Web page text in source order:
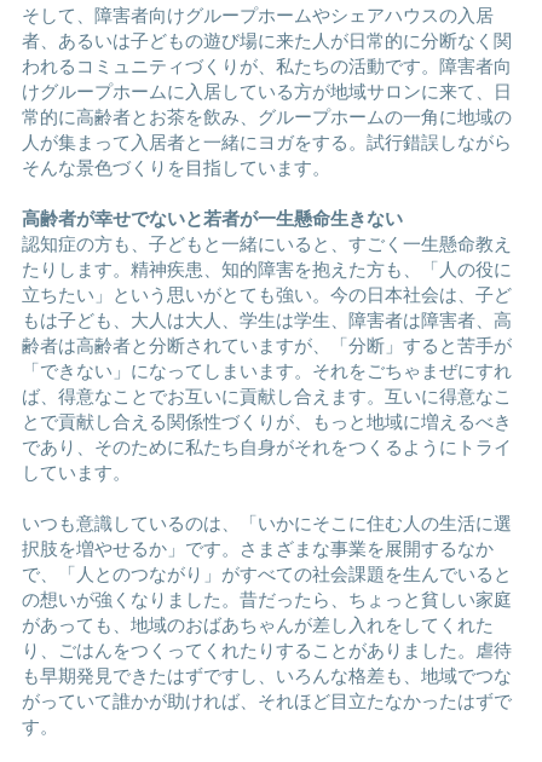
そして、障害者向けグループホームやシェアハウスの入居
者、あるいは子どもの遊び場に来た人が日常的に分断なく関
われるコミュニティづくりが、私たちの活動です。障害者向
けグループホームに入居している方が地域サロンに来て、日
常的に高齢者とお茶を飲み、グループホームの一角に地域の
人が集まって入居者と一緒にヨガをする。試行錯誤しながら
そんな景色づくりを目指しています。
高齢者が幸せでないと若者が一生懸命生きない
認知症の方も、子どもと一緒にいると、すごく一生懸命教え
たりします。精神疾患、知的障害を抱えた方も、「人の役に
立ちたい」という思いがとても強い。今の日本社会は、子ど
もは子ども、大人は大人、学生は学生、障害者は障害者、高
齢者は高齢者と分断されていますが、「分断」すると苦手が
「できない」になってしまいます。それをごちゃまぜにすれ
ば、得意なことでお互いに貢献し合えます。互いに得意なこ
とで貢献し合える関係性づくりが、もっと地域に増えるべき
であり、そのために私たち自身がそれをつくるようにトライ
しています。
いつも意識しているのは、「いかにそこに住む人の生活に選
択肢を増やせるか」です。さまざまな事業を展開するなか
で、「人とのつながり」がすべての社会課題を生んでいると
の想いが強くなりました。昔だったら、ちょっと貧しい家庭
があっても、地域のおばあちゃんが差し入れをしてくれた
り、ごはんをつくってくれたりすることがありました。虐待
も早期発見できたはずですし、いろんな格差も、地域でつな
がっていて誰かが助ければ、それほど目立たなかったはずで
す。